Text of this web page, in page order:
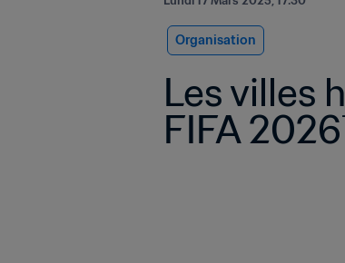
Organisation
Les villes
FIFA